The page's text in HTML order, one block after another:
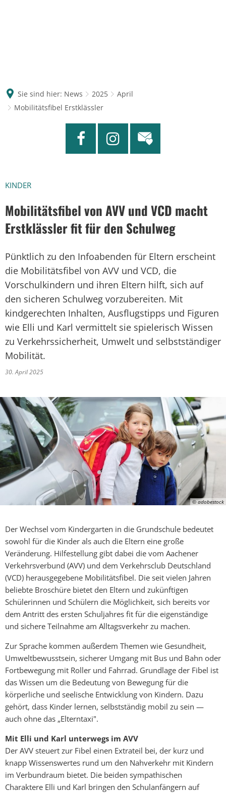
Sie sind hier: News 2025
April
Mobilitätsfibel Erstklässler
KINDER
Mobilitätsfibel von AVV und VCD macht
Erstklässler fit für den Schulweg
Pünktlich zu den Infoabenden für Eltern erscheint
die Mobilitätsfibel von AVV und VCD, die
Vorschulkindern und ihren Eltern hilft, sich auf
den sicheren Schulweg vorzubereiten. Mit
kindgerechten Inhalten, Ausflugstipps und Figuren
wie Elli und Karl vermittelt sie spielerisch Wissen
zu Verkehrssicherheit, Umwelt und selbstständiger
Mobilität.
30. April 2025
© adobestock
Der Wechsel vom Kindergarten in die Grundschule bedeutet
sowohl für die Kinder als auch die Eltern eine große
Veränderung. Hilfestellung gibt dabei die vom Aachener
Verkehrsverbund (AVV) und dem Verkehrsclub Deutschland
(VCD) herausgegebene Mobilitätsfibel. Die seit vielen Jahren
beliebte Broschüre bietet den Eltern und zukünftigen
Schülerinnen und Schülern die Möglichkeit, sich bereits vor
dem Antritt des ersten Schuljahres fit für die eigenständige
und sichere Teilnahme am Alltagsverkehr zu machen.
Zur Sprache kommen außerdem Themen wie Gesundheit,
Umweltbewusstsein, sicherer Umgang mit Bus und Bahn oder
Fortbewegung mit Roller und Fahrrad. Grundlage der Fibel ist
das Wissen um die Bedeutung von Bewegung für die
körperliche und seelische Entwicklung von Kindern. Dazu
gehört, dass Kinder lernen, selbstständig mobil zu sein —
auch ohne das „Elterntaxi".
Mit Elli und Karl unterwegs im AVV
Der AVV steuert zur Fibel einen Extrateil bei, der kurz und
knapp Wissenswertes rund um den Nahverkehr mit Kindern
im Verbundraum bietet. Die beiden sympathischen
Charaktere Elli und Karl bringen den Schulanfängern auf